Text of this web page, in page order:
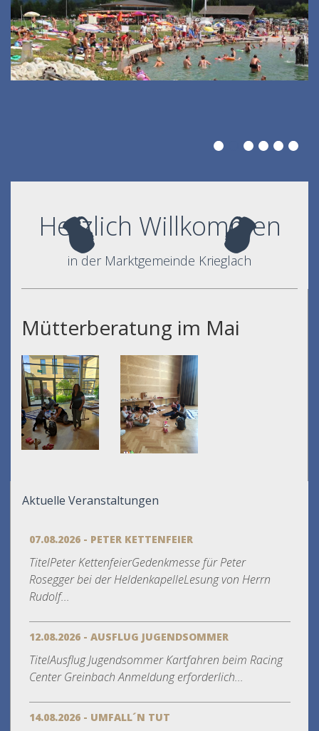
Herzlich Willkommen
in der Marktgemeinde Krieglach
Mütterberatung im Mai
Aktuelle Veranstaltungen
07.08.2026 - PETER KETTENFEIER
TitelPeter KettenfeierGedenkmesse für Peter
Rosegger bei der HeldenkapelleLesung von Herrn
Rudolf...
12.08.2026 - AUSFLUG JUGENDSOMMER
TitelAusflug Jugendsommer Kartfahren beim Racing
Center Greinbach Anmeldung erforderlich...
14.08.2026 - UMFALL´N TUT